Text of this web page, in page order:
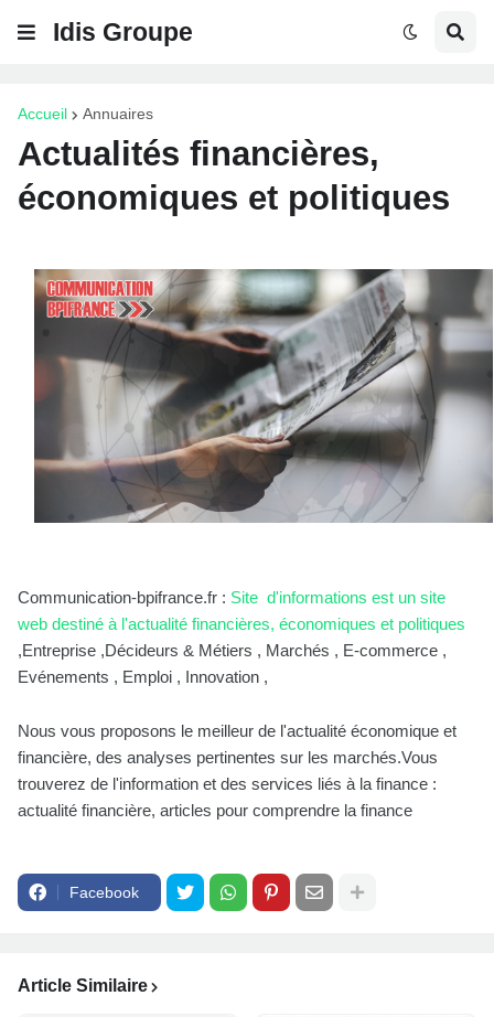
Idis Groupe
Accueil Annuaires
Actualités financières,
économiques et politiques
Communication-bpifrance.fr : Site d'informations est un site
web destiné à l'actualité financières, économiques et politiques
,Entreprise ,Décideurs & Métiers , Marchés , E-commerce ,
Evénements , Emploi , Innovation ,
Nous vous proposons le meilleur de l'actualité économique et
financière, des analyses pertinentes sur les marchés.Vous
trouverez de l'information et des services liés à la finance :
actualité financière, articles pour comprendre la finance
Facebook
Article Similaire